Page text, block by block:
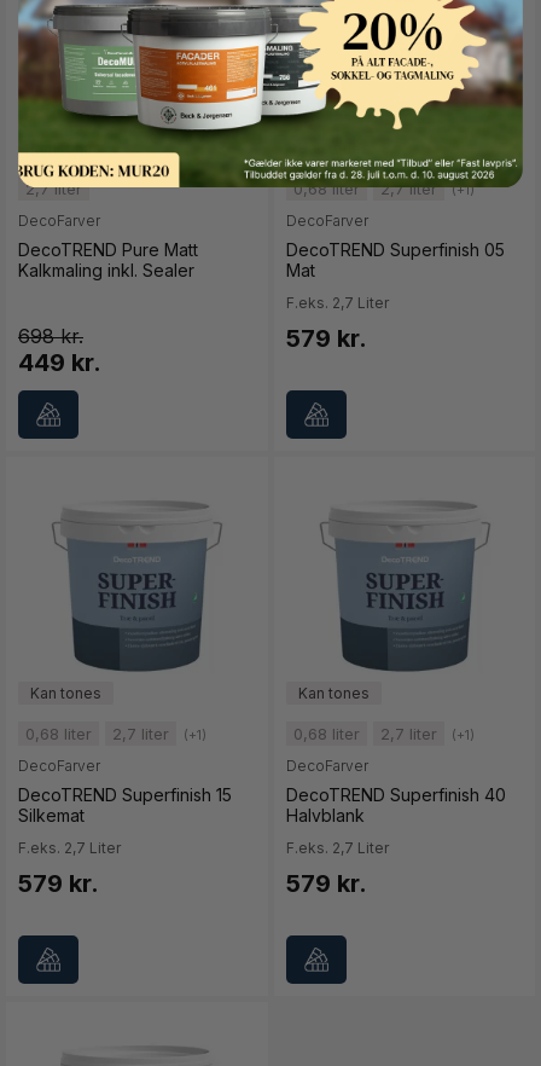
2,7 liter
DecoFarver
DecoTREND Pure Matt
Kalkmaling inkl. Sealer
698
449 kr.
0,68 liter 2,7 liter (+1)
DecoFarver
DecoTREND Superfinish 05
Mat
F.eks. 2,7 Liter
579 kr.
0,68 liter 2,7 liter (+1)
DecoFarver
DecoTREND Superfinish 15
Silkemat
F.eks. 2,7 Liter
579 kr.
0,68 liter 2,7 liter (+1)
DecoFarver
DecoTREND Superfinish 40
Halvblank
F.eks. 2,7 Liter
579 kr.
Button Text